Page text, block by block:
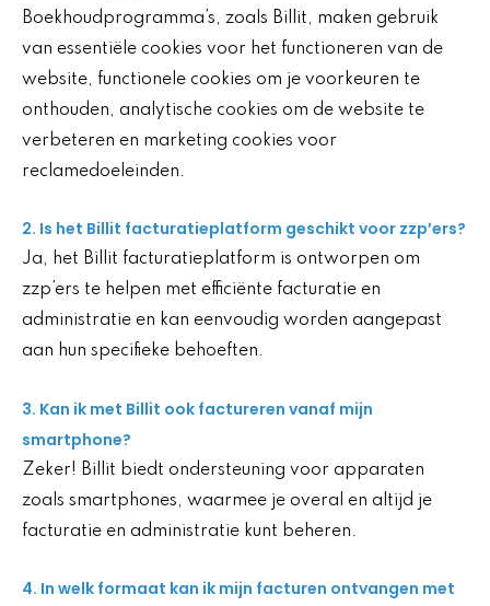
Boekhoudprogramma’s, zoals Billit, maken gebruik
van essentiële cookies voor het functioneren van de
website, functionele cookies om je voorkeuren te
onthouden, analytische cookies om de website te
verbeteren en marketing cookies voor
reclamedoeleinden.
2. Is het Billit facturatieplatform geschikt voor zzp’ers?
Ja, het Billit facturatieplatform is ontworpen om
zzp’ers te helpen met efficiënte facturatie en
administratie en kan eenvoudig worden aangepast
aan hun specifieke behoeften.
3. Kan ik met Billit ook factureren vanaf mijn
smartphone?
Zeker! Billit biedt ondersteuning voor apparaten
zoals smartphones, waarmee je overal en altijd je
facturatie en administratie kunt beheren.
4. In welk formaat kan ik mijn facturen ontvangen met